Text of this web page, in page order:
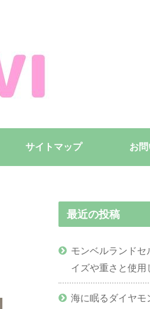
サイトマップ お
最近の投稿
モンベルランドセ
イズや重さと使用
海に眠るダイヤモ